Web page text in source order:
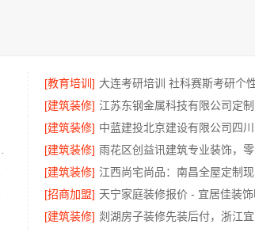
[教育培训]
[建筑装修]
[建筑装修]
[建筑装修]
[建筑装修]
[招商加盟]
[建筑装修]